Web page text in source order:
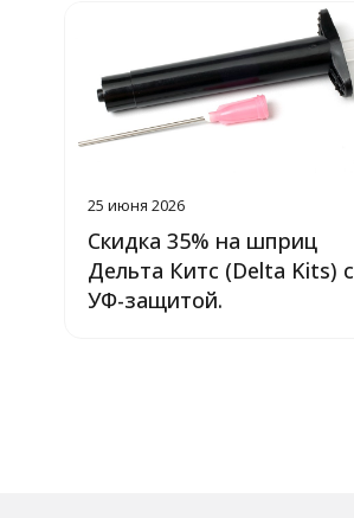
25 июня 2026
Скидка 35% на шприц
Дельта Китс (Delta Kits) с
УФ-защитой.